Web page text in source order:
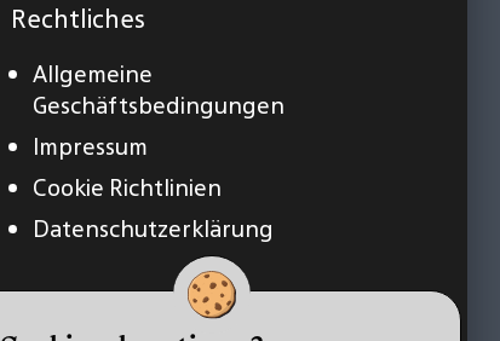
Rechtliches
Allgemeine
Geschäftsbedingungen
Impressum
Cookie Richtlinien
Datenschutzerklärung